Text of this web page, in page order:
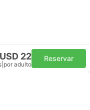
USD 22
por adulto
Reservar